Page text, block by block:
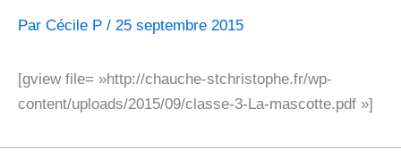
Par Cécile P / 25 septembre 2015
[gview file= »http://chauche-stchristophe.fr/wp-
content/uploads/2015/09/classe-3-La-mascotte.pdf »]